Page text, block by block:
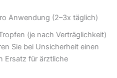
Anwendung (2–3x täglich)
(je nach Verträglichkeit)
Sie bei Unsicherheit einen
Ersatz für ärztliche